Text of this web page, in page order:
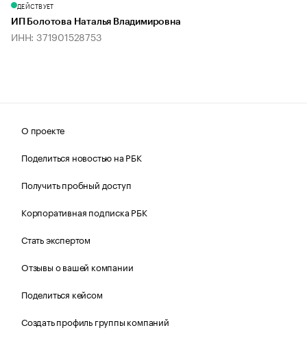
ДЕЙСТВУЕТ
ИП Болотова Наталья Владимировна
ИНН: 371901528753
О проекте
Поделиться новостью на РБК
Получить пробный доступ
Корпоративная подписка РБК
Стать экспертом
Отзывы о вашей компании
Поделиться кейсом
Создать профиль группы компаний